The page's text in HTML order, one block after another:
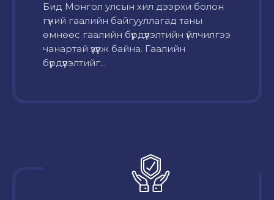
Бид Монгол улсын хил дээрхи болон
гүний гаалийн байгууллагад таны
өмнөөс гаалийн бүрдүүлэлтийн үйлчилгээ
чанартай үзүүлж байна. Гаалийн
бүрдүүлэлтийг...